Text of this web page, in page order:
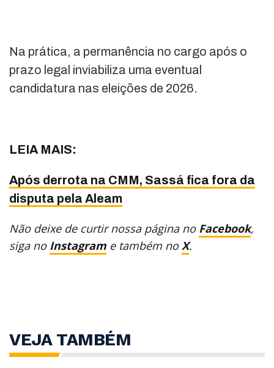
Na prática, a permanência no cargo após o
prazo legal inviabiliza uma eventual
candidatura nas eleições de 2026.
LEIA MAIS:
Após derrota na CMM, Sassá fica fora da
disputa pela Aleam
Não deixe de curtir nossa página no Facebook,
siga no Instagram e também noX.
VEJA TAMBÉM